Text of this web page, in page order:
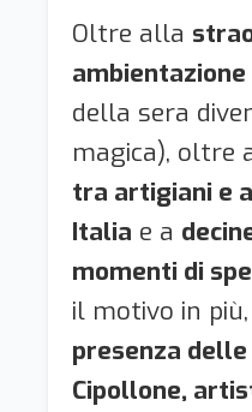
Oltre alla
ambientazione
della sera
magica), oltre
tra artigiani e
Italia e a
momenti di
il motivo in
presenza delle
Cipollone,